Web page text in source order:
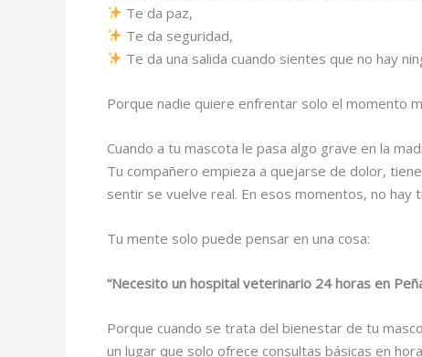
Te da paz,
Te da seguridad,
Te da una salida cuando sientes que no hay
Porque nadie quiere enfrentar solo el momento
Cuando a tu mascota le pasa algo grave en la
Tu compañero empieza a quejarse de dolor,
sentir se vuelve real. En esos momentos, no hay
Tu mente solo puede pensar en una cosa:
“Necesito un hospital veterinario 24 horas en
Porque cuando se trata del bienestar de tu
un lugar que solo ofrece consultas básicas en